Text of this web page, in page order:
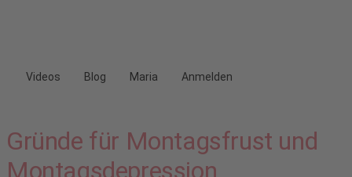
Videos Blog Maria Anmelden
Gründe für Montagsfrust und
Montagsdepression